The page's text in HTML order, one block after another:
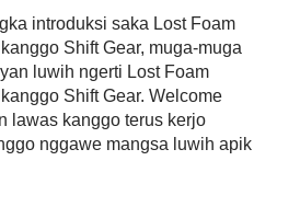
introduksi saka Lost Foam
Shift Gear, muga-muga
luwih ngerti Lost Foam
Shift Gear. Welcome
lawas kanggo terus kerjo
nggawe mangsa luwih apik